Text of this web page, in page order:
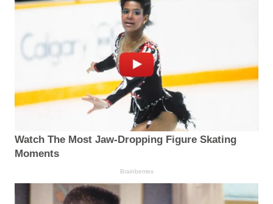
Watch The Most Jaw‑Dropping Figure Skating
Moments
Brainberries